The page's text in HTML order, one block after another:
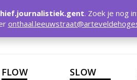
FLOW SLOW
. Zoek je nog